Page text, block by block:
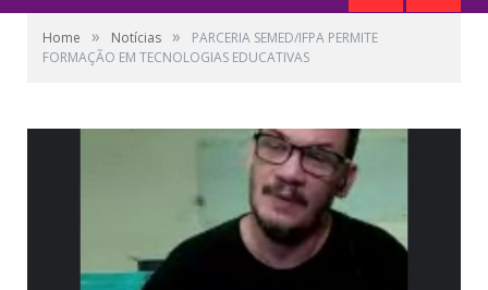
Home » Notícias »
PARCERIA SEMED/IFPA PERMITE
FORMAÇÃO EM TECNOLOGIAS EDUCATIVAS